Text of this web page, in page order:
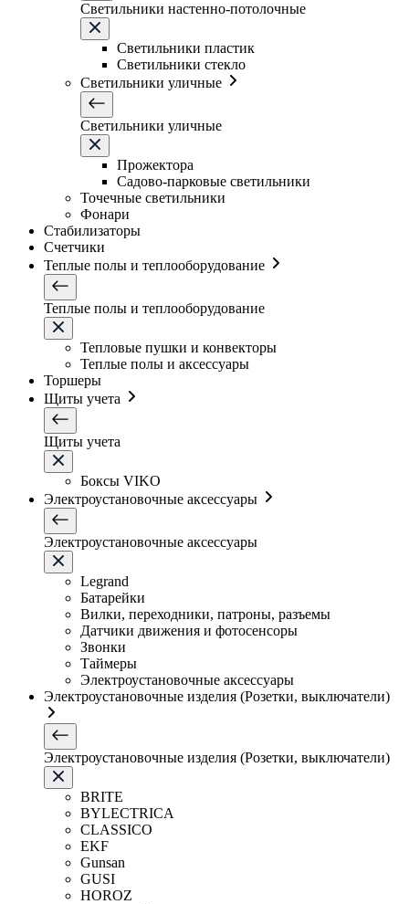
Светильники настенно-потолочные
Светильники плаcтик
Светильники стекло
Светильники уличные
Светильники уличные
Прожектора
Садово-парковые светильники
Точечные светильники
Фонари
Стабилизаторы
Счетчики
Теплые полы и теплооборудование
Теплые полы и теплооборудование
Тепловые пушки и конвекторы
Теплые полы и аксессуары
Торшеры
Щиты учета
Щиты учета
Боксы VIKO
Электроустановочные аксессуары
Электроустановочные аксессуары
Legrand
Батарейки
Вилки, переходники, патроны, разъемы
Датчики движения и фотосенсоры
Звонки
Таймеры
Электроустановочные аксессуары
Электроустановочные изделия (Розетки, выключатели)
Электроустановочные изделия (Розетки, выключатели)
BRITE
BYLECTRICA
CLASSICO
EKF
Gunsan
GUSI
HOROZ